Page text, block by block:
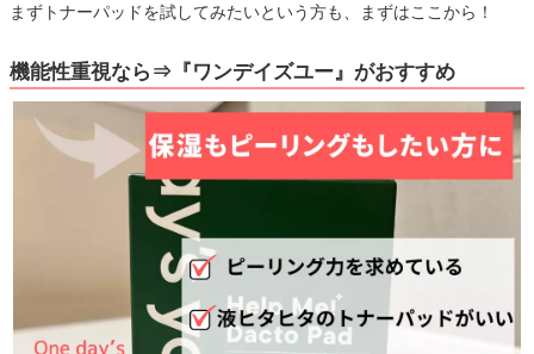
まずトナーパッドを試してみたいという方も、まずはここから！
機能性重視なら⇒『ワンデイズユー』がおすすめ